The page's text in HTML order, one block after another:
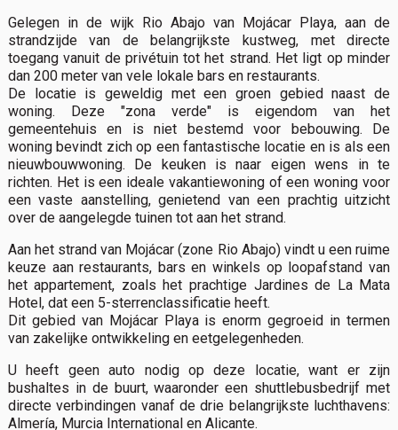
Gelegen in de wijk Rio Abajo van Mojácar Playa, aan de
strandzijde van de belangrijkste kustweg, met directe
toegang vanuit de privétuin tot het strand. Het ligt op minder
dan 200 meter van vele lokale bars en restaurants.
De locatie is geweldig met een groen gebied naast de
woning. Deze "zona verde" is eigendom van het
gemeentehuis en is niet bestemd voor bebouwing. De
woning bevindt zich op een fantastische locatie en is als een
nieuwbouwwoning. De keuken is naar eigen wens in te
richten. Het is een ideale vakantiewoning of een woning voor
een vaste aanstelling, genietend van een prachtig uitzicht
over de aangelegde tuinen tot aan het strand.
Aan het strand van Mojácar (zone Rio Abajo) vindt u een ruime
keuze aan restaurants, bars en winkels op loopafstand van
het appartement, zoals het prachtige Jardines de La Mata
Hotel, dat een 5-sterrenclassificatie heeft.
Dit gebied van Mojácar Playa is enorm gegroeid in termen
van zakelijke ontwikkeling en eetgelegenheden.
U heeft geen auto nodig op deze locatie, want er zijn
bushaltes in de buurt, waaronder een shuttlebusbedrijf met
directe verbindingen vanaf de drie belangrijkste luchthavens:
Almería, Murcia International en Alicante.